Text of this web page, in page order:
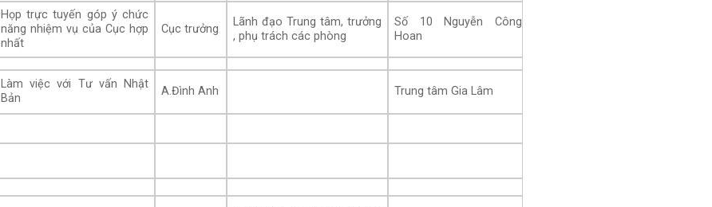
Họp trực tuyến góp ý chức
năng nhiệm vụ của Cục hợp
nhất
Cục trưởng
Lãnh đạo Trung tâm, trưởng
, phụ trách các phòng
Số 10 Nguyễn Công
Hoan
Làm việc với Tư vấn Nhật
Bản
A.Đình Anh Trung tâm Gia Lâm